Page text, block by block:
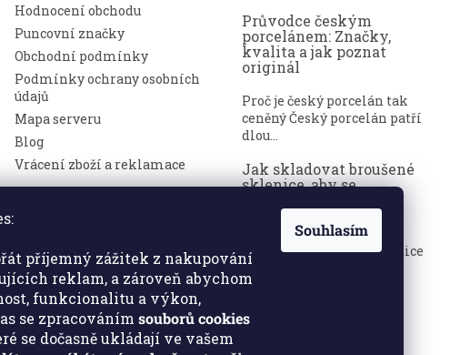
příjemný zážitek z nakupování
reklam, a zároveň abychom
funkcionalitu a výkon,
se zpracováním souborů cookies
se dočasně ukládají ve vašem
Souhlasím
Hodnocení obchodu
Puncovní značky
Obchodní podmínky
Podmínky ochrany osobních
údajů
Mapa serveru
Blog
Vrácení zboží a reklamace
Průvodce českým
porcelánem: Značky,
kvalita a jak poznat
originál
Proč je český porcelán tak
ceněný Český porcelán patří
dlou...
Jak skladovat broušené
sklenice, aby se
Broušené sklenice jsou
symbolem elegance, tradice
a luxusu. ...